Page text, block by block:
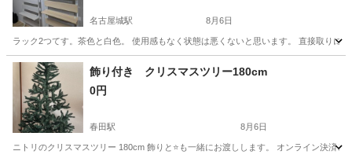
名古屋城駅 8月6日
ラック2つてす。茶色と白色。 使用感もなく状態は悪くないと思います。 直接取りに
愛知 名古屋市 名古屋城駅
飾り付き クリスマスツリー180cm
0円
春田駅 8月6日
ニトリのクリスマスツリー 180cm 飾りと⭐️も一緒にお渡しします。 オンライン決済